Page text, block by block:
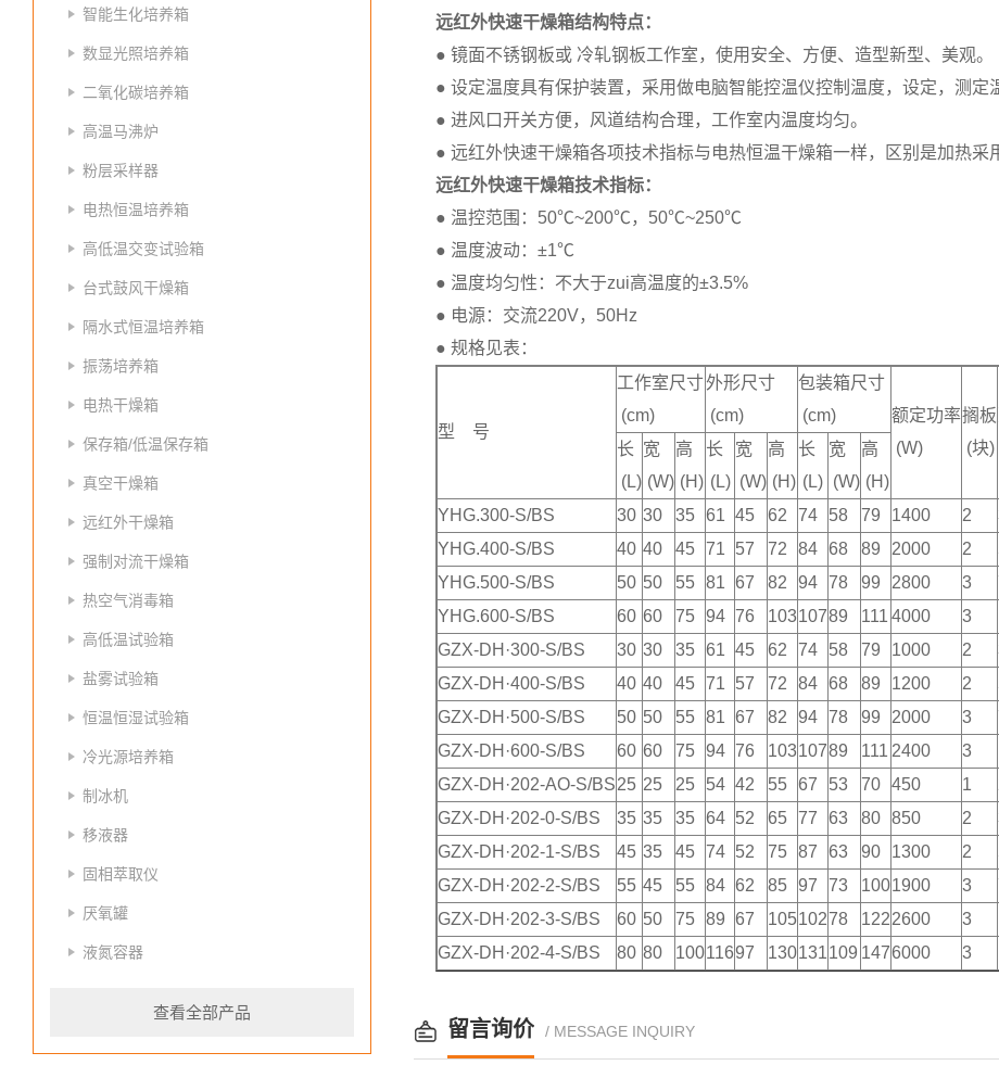
智能生化培养箱
数显光照培养箱
二氧化碳培养箱
高温马沸炉
粉层采样器
电热恒温培养箱
高低温交变试验箱
台式鼓风干燥箱
隔水式恒温培养箱
振荡培养箱
电热干燥箱
保存箱/低温保存箱
真空干燥箱
远红外干燥箱
强制对流干燥箱
热空气消毒箱
高低温试验箱
盐雾试验箱
恒温恒湿试验箱
冷光源培养箱
制冰机
移液器
固相萃取仪
厌氧罐
液氮容器
查看全部产品
远红外快速干燥箱结构特点：
● 镜面不锈钢板或 冷轧钢板工作室，使用安全、方便、造型新型、美观。
● 设定温度具有保护装置，采用做电脑智能控温仪控制温度，设定，测定
● 进风口开关方便，风道结构合理，工作室内温度均匀。
● 远红外快速干燥箱各项技术指标与电热恒温干燥箱一样，区别是加热采
远红外快速干燥箱技术指标：
● 温控范围：50℃~200℃，50℃~250℃
● 温度波动：±1℃
● 温度均匀性：不大于zui高温度的±3.5%
● 电源：交流220V，50Hz
● 规格见表：
型 号
工作室尺寸
(cm)
外形尺寸
(cm)
包装箱尺寸
(cm)
额定功率
(W)
搁板
(块)
长
(L)
宽
(W)
高
(H)
长
(L)
宽
(W)
高
(H)
长
(L)
宽
(W)
高
(H)
YHG.300-S/BS
30 30 35 61 45 62 74 58 79 1400 2
YHG.400-S/BS 40 40 45 71 57 72 84 68 89 2000 2
YHG.500-S/BS
50 50 55 81 67 82 94 78 99 2800 3
YHG.600-S/BS
60 60 75 94 76 10310789 111 4000 3
GZX-DH·300-S/BS
30 30 35 61 45 62 74 58 79 1000 2
GZX-DH·400-S/BS
40 40 45 71 57 72 84 68 89 1200 2
GZX-DH·500-S/BS
50 50 55 81 67 82 94 78 99 2000 3
GZX-DH·600-S/BS
60 60 75 94 76 10310789 111 2400 3
GZX-DH·202-AO-S/BS25 25 25 54 42 55 67 53 70 450 1
GZX-DH·202-0-S/BS 35 35 35 64 52 65 77 63 80 850 2
GZX-DH·202-1-S/BS
45 35 45 74 52 75 87 63 90 1300 2
GZX-DH·202-2-S/BS
55 45 55 84 62 85 97 73 1001900 3
GZX-DH·202-3-S/BS
60 50 75 89 67 10510278 1222600 3
GZX-DH·202-4-S/BS
80 80 10011697 130131109 1476000 3
留言询价 / MESSAGE INQUIRY